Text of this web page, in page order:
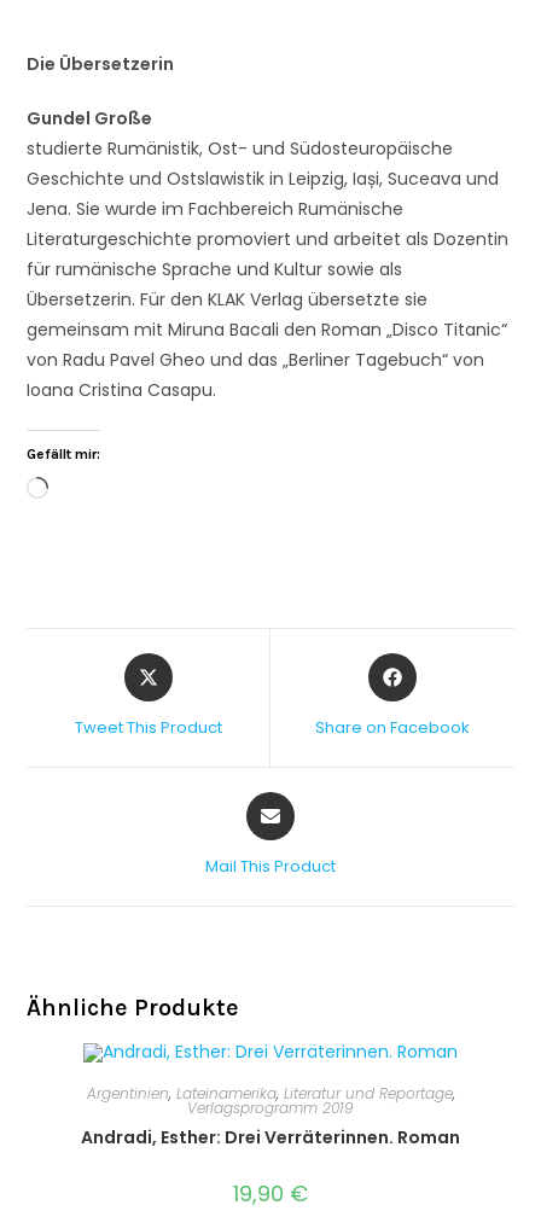
Die Übersetzerin
Gundel Große
studierte Rumänistik, Ost- und Südosteuropäische
Geschichte und Ostslawistik in Leipzig, Iași, Suceava und
Jena. Sie wurde im Fachbereich Rumänische
Literaturgeschichte promoviert und arbeitet als Dozentin
für rumänische Sprache und Kultur sowie als
Übersetzerin. Für den KLAK Verlag übersetzte sie
gemeinsam mit Miruna Bacali den Roman „Disco Titanic“
von Radu Pavel Gheo und das „Berliner Tagebuch“ von
Ioana Cristina Casapu.
Gefällt mir:
Tweet This Product Share on Facebook
Mail This Product
Ähnliche Produkte
Argentinien, Lateinamerika, Literatur und Reportage,
Verlagsprogramm 2019
Andradi, Esther: Drei Verräterinnen. Roman
19,90 €